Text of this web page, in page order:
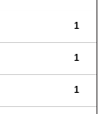
1
1
1